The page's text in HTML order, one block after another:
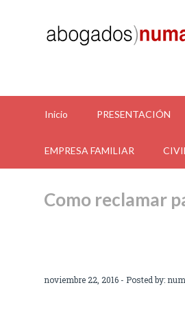
Inicio PRESENTACIÓN
EMPRESA FAMILIAR CIVIL
Como reclamar
noviembre 22, 2016 - Posted by: